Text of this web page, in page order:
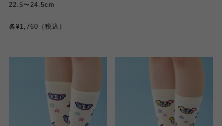
22.5〜24.5cm
各¥1,760（税込）